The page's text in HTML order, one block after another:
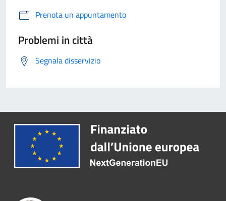
Prenota un appuntamento
Problemi in città
Segnala disservizio